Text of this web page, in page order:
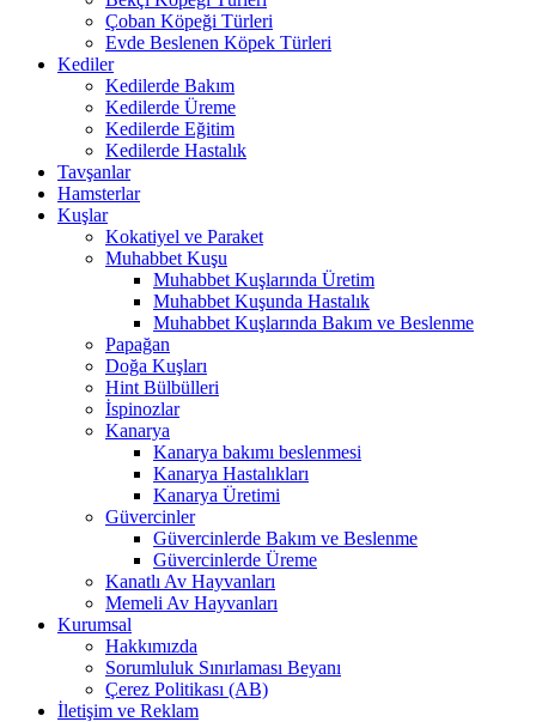
Çoban Köpeği Türleri
Evde Beslenen Köpek Türleri
Kediler
Kedilerde Bakım
Kedilerde Üreme
Kedilerde Eğitim
Kedilerde Hastalık
Tavşanlar
Hamsterlar
Kuşlar
Kokatiyel ve Paraket
Muhabbet Kuşu
Muhabbet Kuşlarında Üretim
Muhabbet Kuşunda Hastalık
Muhabbet Kuşlarında Bakım ve Beslenme
Papağan
Doğa Kuşları
Hint Bülbülleri
İspinozlar
Kanarya
Kanarya bakımı beslenmesi
Kanarya Hastalıkları
Kanarya Üretimi
Güvercinler
Güvercinlerde Bakım ve Beslenme
Güvercinlerde Üreme
Kanatlı Av Hayvanları
Memeli Av Hayvanları
Kurumsal
Hakkımızda
Sorumluluk Sınırlaması Beyanı
Çerez Politikası (AB)
İletişim ve Reklam